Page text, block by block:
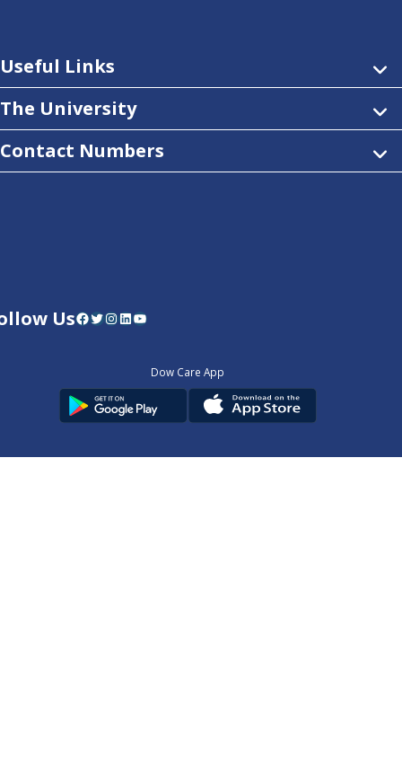
Useful Links
The University
Contact Numbers
UsFacebook Twitter InstagramLinkedIn YouTube
Dow Care App